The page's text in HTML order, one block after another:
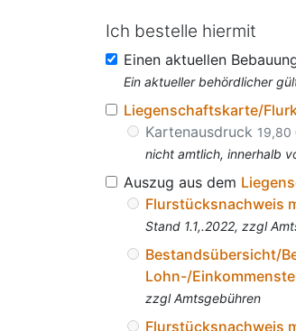
Ich bestelle hiermit
Einen aktuellen
Ein aktueller behördlicher
Liegenschaftskarte/
Kartenausdruck 19,80
nicht amtlich, innerhalb
Auszug aus dem
Flurstücksnachweis
Stand 1.1,.2022, zzgl
Bestandsübersicht/
Lohn-/
zzgl Amtsgebühren
Flurstücksnachweis